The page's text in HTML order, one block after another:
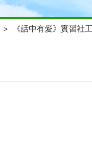
> 《話中有愛》實習社